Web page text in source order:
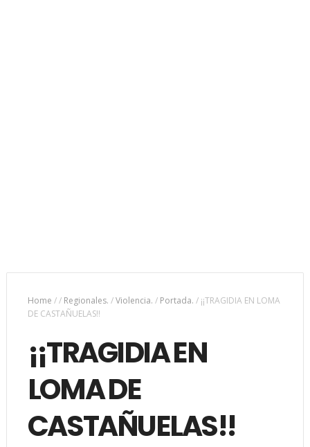
Home // Regionales. /Violencia. / Portada. / ¡¡TRAGIDIA EN LOMA
DE CASTAÑUELAS!!
¡¡TRAGIDIA EN
LOMA DE
CASTAÑUELAS!!